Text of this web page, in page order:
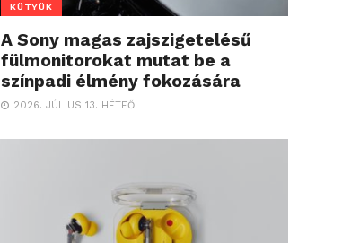
KÜTYÜK
A Sony magas zajszigetelésű
fülmonitorokat mutat be a
színpadi élmény fokozására
2026. JÚLIUS 13. HÉTFŐ